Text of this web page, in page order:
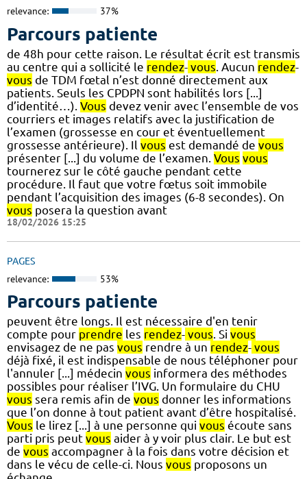
relevance: 37%
Parcours patiente
de 48h pour cette raison. Le résultat écrit est transmis
au centre qui a sollicité le rendez- vous . Aucun rendez-
vous de TDM fœtal n’est donné directement aux
patients. Seuls les CPDPN sont habilités lors [...]
d’identité…). Vous devez venir avec l’ensemble de vos
courriers et images relatifs avec la justification de
l’examen (grossesse en cour et éventuellement
grossesse antérieure). Il vous est demandé de vous
présenter [...] du volume de l’examen. Vous vous
tournerez sur le côté gauche pendant cette
procédure. Il faut que votre fœtus soit immobile
pendant l’acquisition des images (6-8 secondes). On
vous posera la question avant
18/02/2026 15:25
PAGES
relevance: 53%
Parcours patiente
peuvent être longs. Il est nécessaire d'en tenir
compte pour prendre les rendez- vous. Si vous
envisagez de ne pas vous rendre à un rendez- vous
déjà fixé, il est indispensable de nous téléphoner pour
l'annuler [...] médecin vous informera des méthodes
possibles pour réaliser l’IVG. Un formulaire du CHU
vous sera remis afin de vous donner les informations
que l’on donne à tout patient avant d’être hospitalisé.
Vous le lirez [...] à une personne qui vous écoute sans
parti pris peut vous aider à y voir plus clair. Le but est
de vous accompagner à la fois dans votre décision et
dans le vécu de celle-ci. Nous vous proposons un